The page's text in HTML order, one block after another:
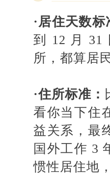
·居住天数标
到 12 月 31
所，都算居
·住所标准 ：
看你当下住
益关系，最
国外工作 3
惯性居住地